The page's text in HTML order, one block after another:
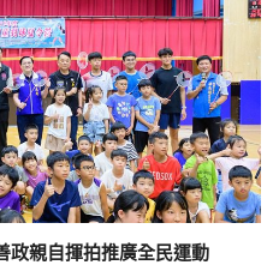
親自揮拍推廣全民運動